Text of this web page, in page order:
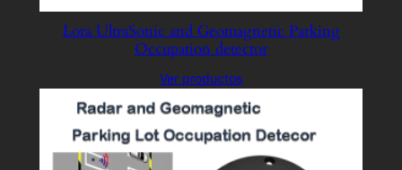
Lora UltraSonic and Geomagnetic Parking
Occupation detector
Ver productos